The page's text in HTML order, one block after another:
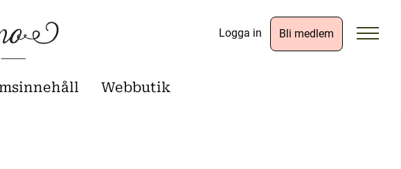
Logga in Bli medlem
Webbutik